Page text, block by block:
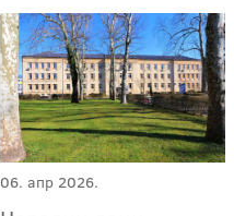
06. апр 2026.